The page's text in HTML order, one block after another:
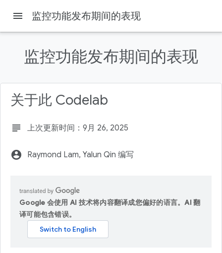
本页内容
学习内容
2. 设置示例项目
menu 监控功能发布期间的表现
监控功能发布期间的表现
关于此 Codelab
subject 上次更新时间：9月 26, 2025
account_circle Raymond Lam, Yalun Qin 编写
Google 会使用 AI 技术将内容翻译成您偏好的语言。AI 翻
译可能包含错误。